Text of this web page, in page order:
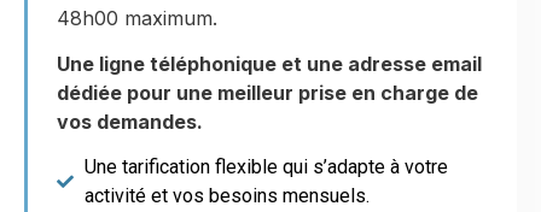
48h00 maximum.
Une ligne téléphonique et une adresse email
dédiée pour une meilleur prise en charge de
vos demandes.
Une tarification flexible qui s’adapte à votre
activité et vos besoins mensuels.